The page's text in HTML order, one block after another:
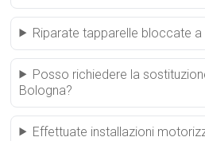
Riparate tapparelle bloccate a
Posso richiedere la
Bologna?
Effettuate installazioni